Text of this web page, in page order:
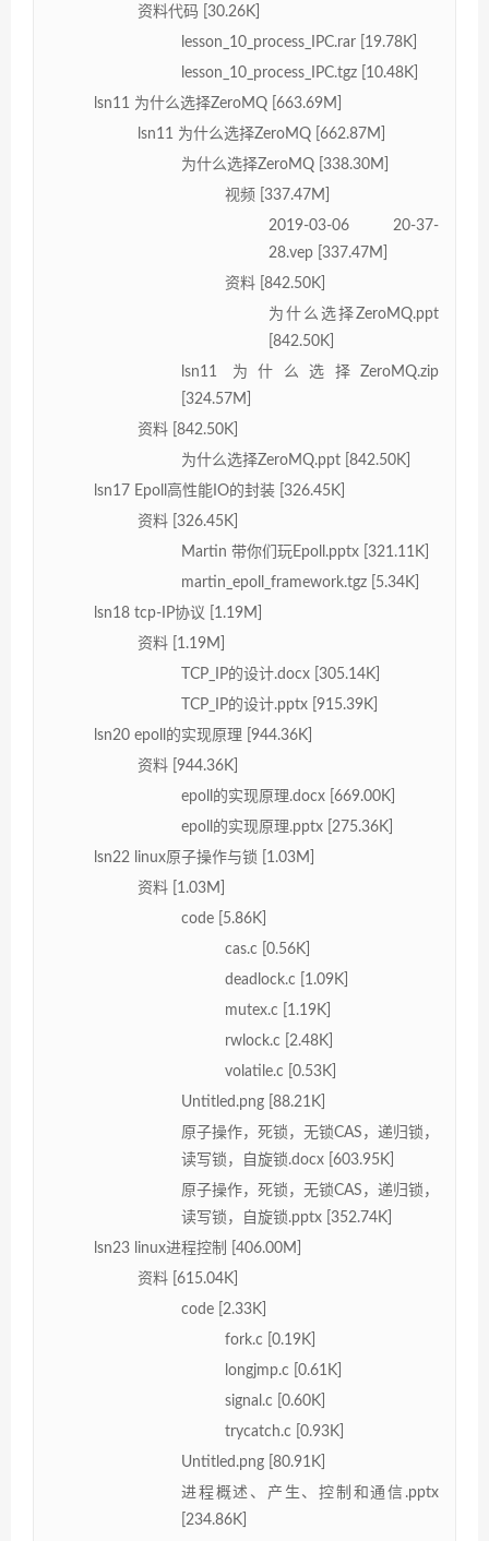
资料代码 [30.26K]
lesson_10_process_IPC.rar [19.78K]
lesson_10_process_IPC.tgz [10.48K]
lsn11 为什么选择ZeroMQ [663.69M]
lsn11 为什么选择ZeroMQ [662.87M]
为什么选择ZeroMQ [338.30M]
视频 [337.47M]
2019-03-06 20-37-
28.vep [337.47M]
资料 [842.50K]
为什么选择ZeroMQ.ppt
[842.50K]
lsn11 为什么选择ZeroMQ.zip
[324.57M]
资料 [842.50K]
为什么选择ZeroMQ.ppt [842.50K]
lsn17 Epoll高性能IO的封装 [326.45K]
资料 [326.45K]
Martin 带你们玩Epoll.pptx [321.11K]
martin_epoll_framework.tgz [5.34K]
lsn18 tcp-IP协议 [1.19M]
资料 [1.19M]
TCP_IP的设计.docx [305.14K]
TCP_IP的设计.pptx [915.39K]
lsn20 epoll的实现原理 [944.36K]
资料 [944.36K]
epoll的实现原理.docx [669.00K]
epoll的实现原理.pptx [275.36K]
lsn22 linux原子操作与锁 [1.03M]
资料 [1.03M]
code [5.86K]
cas.c [0.56K]
deadlock.c [1.09K]
mutex.c [1.19K]
rwlock.c [2.48K]
volatile.c [0.53K]
Untitled.png [88.21K]
原子操作，死锁，无锁CAS，递归锁，
读写锁，自旋锁.docx [603.95K]
原子操作，死锁，无锁CAS，递归锁，
读写锁，自旋锁.pptx [352.74K]
lsn23 linux进程控制 [406.00M]
资料 [615.04K]
code [2.33K]
fork.c [0.19K]
longjmp.c [0.61K]
signal.c [0.60K]
trycatch.c [0.93K]
Untitled.png [80.91K]
进程概述、产生、控制和通信.pptx
[234.86K]